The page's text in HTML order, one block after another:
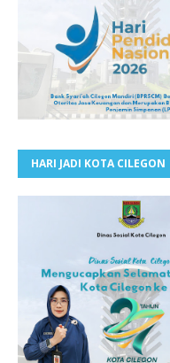
HARI JADI KOTA CILEGON